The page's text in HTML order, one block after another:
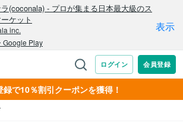
録で10％割引クーポンを獲得！